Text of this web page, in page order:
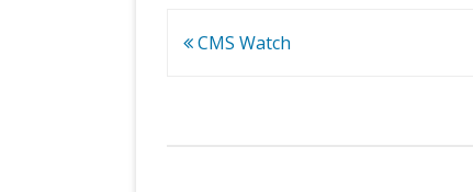
Navigation
CMS Watch